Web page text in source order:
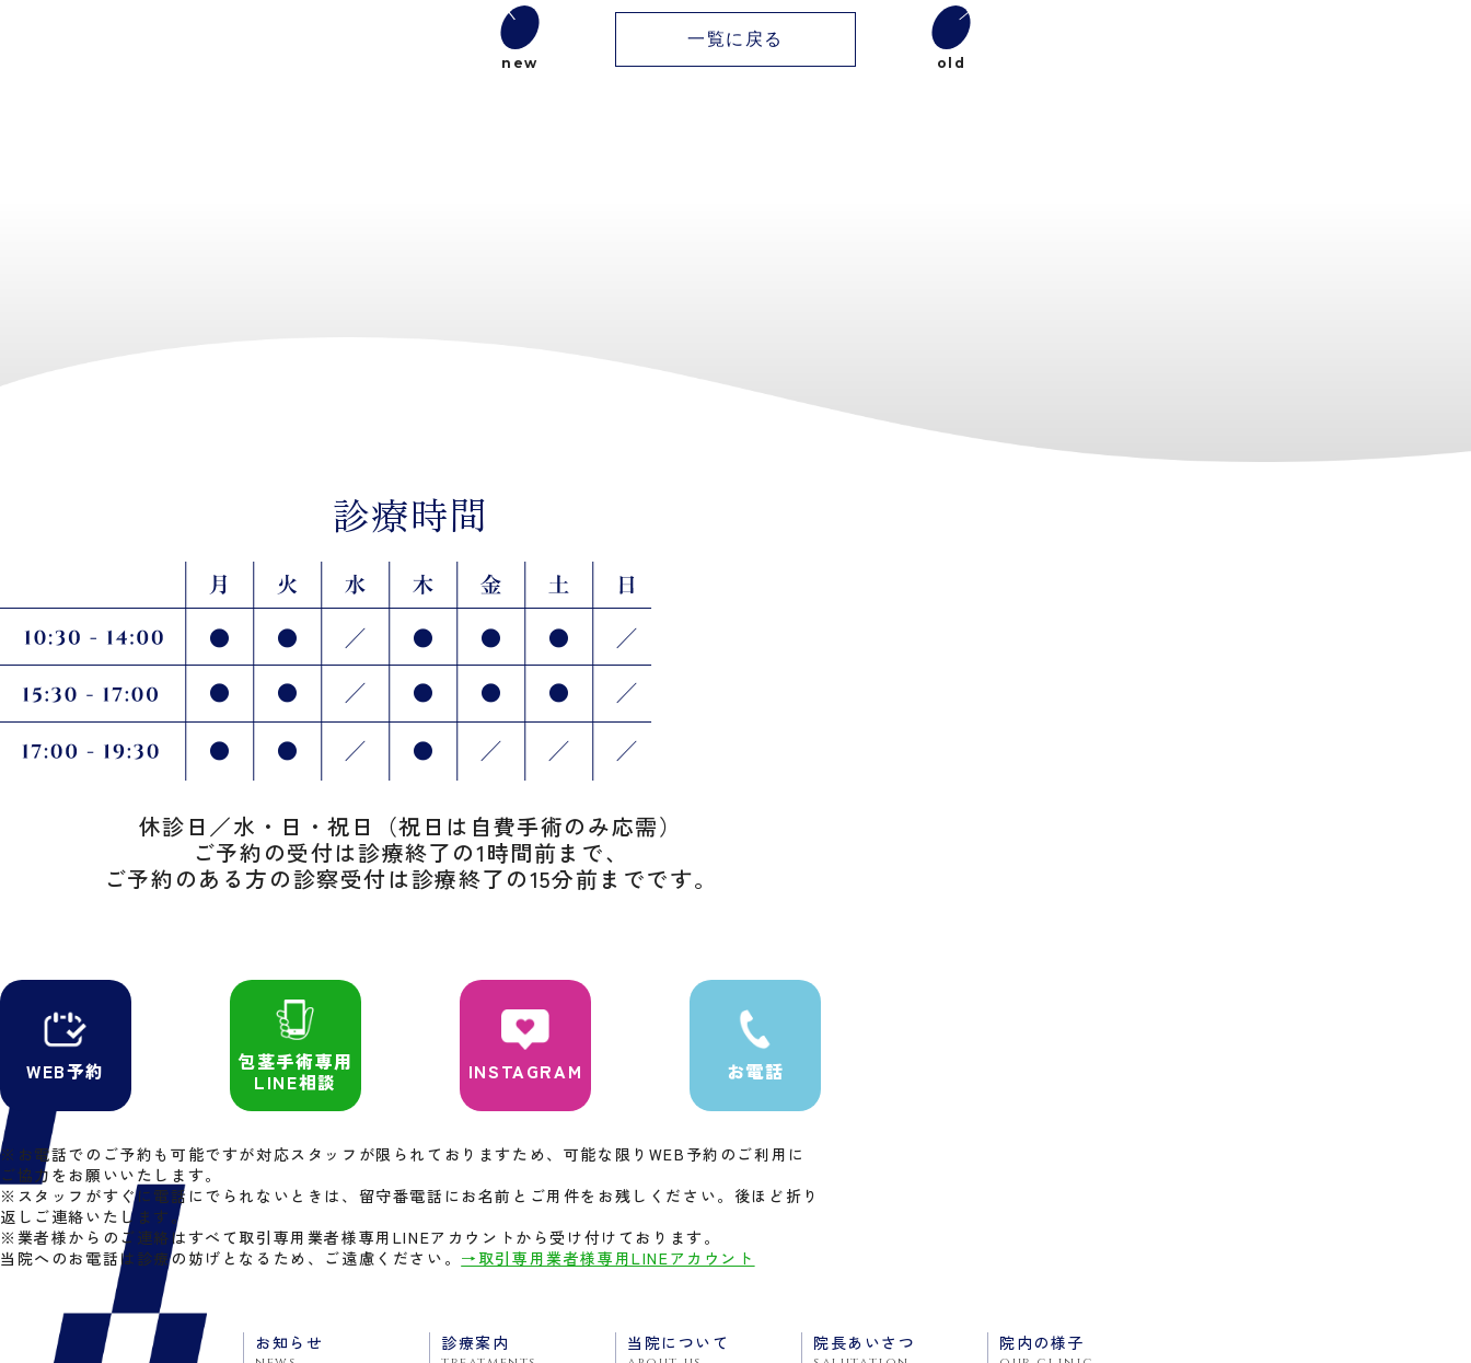
new
一覧に戻る
old
診療時間
休診日 ／水・日・祝日（祝日は自費手術のみ応需）
ご予約の受付は診療終了の1時間前まで、
ご予約のある方の診察受付は診療終了の15分前までです。
WEB予約 包茎手術専用
LINE相談 INSTAGRAM お電話
※お電話でのご予約も可能ですが対応スタッフが限られておりますため、可能な限りWEB予約のご利用に
ご協力をお願いいたします。
※スタッフがすぐに電話にでられないときは、留守番電話にお名前とご用件をお残しください。後ほど折り
返しご連絡いたします。
※業者様からのご連絡はすべて取引専用業者様専用LINEアカウントから受け付けております。
当院へのお電話は診療の妨げとなるため、ご遠慮ください。 →取引専用業者様専用LINEアカウント
お知らせ 診療案内 当院について 院長あいさつ 院内の様子